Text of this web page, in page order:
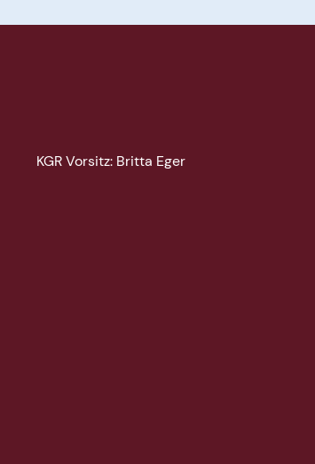
KGR Vorsitz: Britta Eger